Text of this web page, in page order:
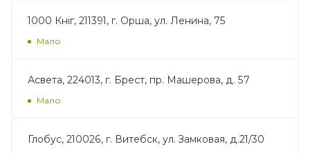
1000 Кніг, 211391, г. Орша, ул. Ленина, 75
Мало
Асвета, 224013, г. Брест, пр. Машерова, д. 57
Мало
Глобус, 210026, г. Витебск, ул. Замковая, д.21/30